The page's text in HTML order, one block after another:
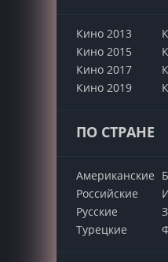
Кино 2013
Кино 2015
Кино 2017
Кино 2019
ПО СТРАНЕ
Американские
Российские
Русские
Турецкие